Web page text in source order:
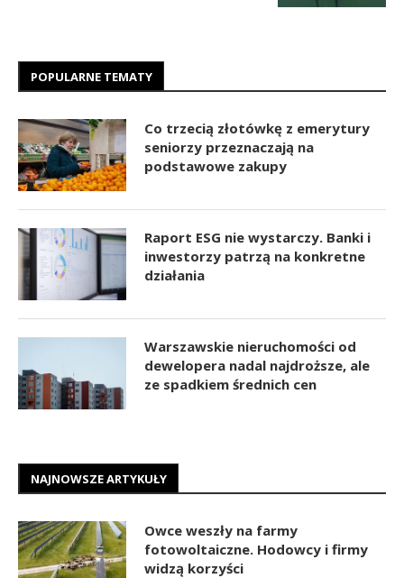
POPULARNE TEMATY
Co trzecią złotówkę z emerytury
seniorzy przeznaczają na
podstawowe zakupy
Raport ESG nie wystarczy. Banki i
inwestorzy patrzą na konkretne
działania
Warszawskie nieruchomości od
dewelopera nadal najdroższe, ale
ze spadkiem średnich cen
NAJNOWSZE ARTYKUŁY
Owce weszły na farmy
fotowoltaiczne. Hodowcy i firmy
widzą korzyści